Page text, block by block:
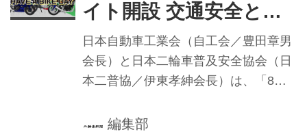
イト開設 交通安全と社
会性・魅力を発信／自工
会、日本二普協
日本自動車工業会（自工会／豊田章男
会長）と日本二輪車普及安全協会（日
本二普協／伊東孝紳会長）は、「8月
DAY」の特設サイトを6月1日より開設
編集部